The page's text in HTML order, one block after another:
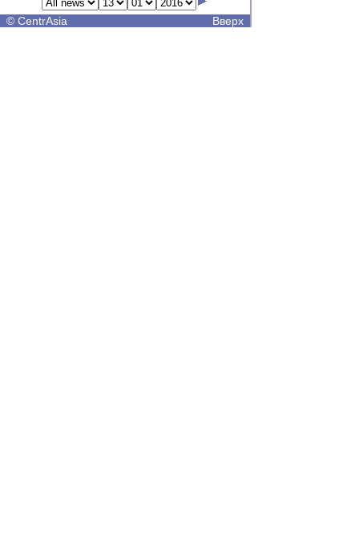
© CentrAsia Вверх